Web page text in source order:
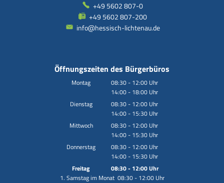
+49 5602 807-0
+49 5602 807-200
info@hessisch-lichtenau.de
Öffnungszeiten des Bürgerbüros
Montag 08:30- 12:00 Uhr
Von 08:30 bis 12:00 Uhr
14:00- 18:00 Uhr
Von 14:00 bis 18:00 Uhr
Dienstag 08:30- 12:00 Uhr
Von 08:30 bis 12:00 Uhr
14:00- 15:30 Uhr
Von 14:00 bis 15:30 Uhr
Mittwoch 08:30- 12:00 Uhr
Von 08:30 bis 12:00 Uhr
14:00- 15:30 Uhr
Von 14:00 bis 15:30 Uhr
Donnerstag 08:30- 12:00 Uhr
Von 08:30 bis 12:00 Uhr
14:00- 15:30 Uhr
Von 14:00 bis 15:30 Uhr
Freitag 08:30- 12:00Uhr
Von 08:30 bis 12:00 Uhr
1. Samstag im Monat 08:30 - 12:00 Uhr